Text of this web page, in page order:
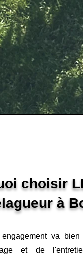
choisir
à
engagement va
et de